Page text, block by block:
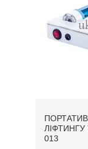
ЛІФТИНГУ
013